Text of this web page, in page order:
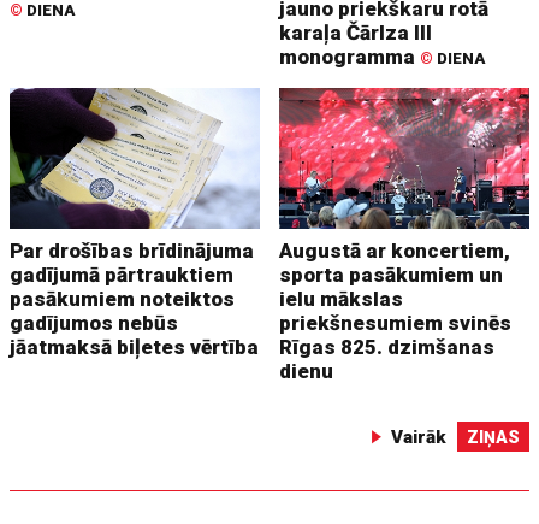
© DIENA
jauno priekškaru rotā
karaļa Čārlza III
monogramma © DIENA
Par drošības brīdinājuma
gadījumā pārtrauktiem
pasākumiem noteiktos
gadījumos nebūs
jāatmaksā biļetes vērtība
Augustā ar koncertiem,
sporta pasākumiem un
ielu mākslas
priekšnesumiem svinēs
Rīgas 825. dzimšanas
dienu
Vairāk ZIŅAS